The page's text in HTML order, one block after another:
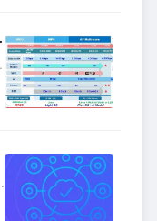
DRAM解决方案